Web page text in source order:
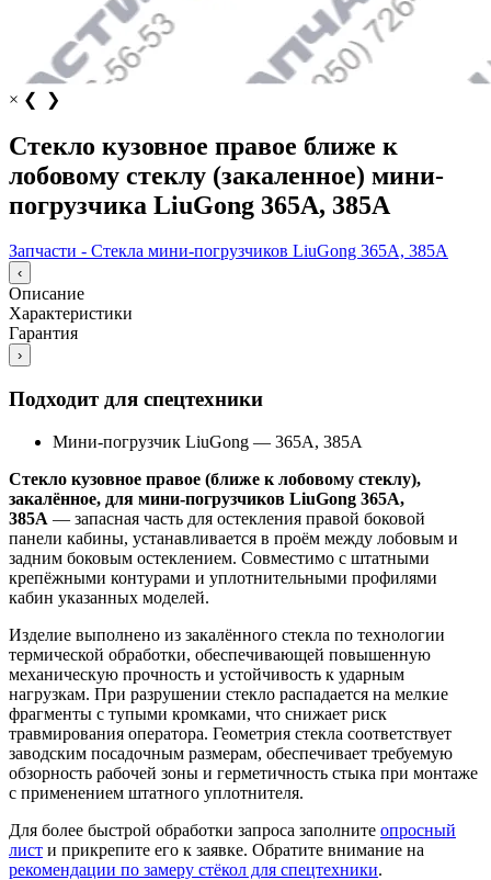
× ❮ ❯
Стекло кузовное правое ближе к
лобовому стеклу (закаленное) мини-
погрузчика LiuGong 365А, 385А
Запчасти - Стекла мини-погрузчиков LiuGong 365А, 385А
‹
Описание
Характеристики
Гарантия
›
Подходит для спецтехники
Мини-погрузчик LiuGong — 365А, 385А
Стекло кузовное правое (ближе к лобовому стеклу),
закалённое, для мини‑погрузчиков LiuGong 365A,
385A — запасная часть для остекления правой боковой
панели кабины, устанавливается в проём между лобовым и
задним боковым остеклением. Совместимо с штатными
крепёжными контурами и уплотнительными профилями
кабин указанных моделей.
Изделие выполнено из закалённого стекла по технологии
термической обработки, обеспечивающей повышенную
механическую прочность и устойчивость к ударным
нагрузкам. При разрушении стекло распадается на мелкие
фрагменты с тупыми кромками, что снижает риск
травмирования оператора. Геометрия стекла соответствует
заводским посадочным размерам, обеспечивает требуемую
обзорность рабочей зоны и герметичность стыка при монтаже
с применением штатного уплотнителя.
Для более быстрой обработки запроса заполните опросный
лист и прикрепите его к заявке. Обратите внимание на
рекомендации по замеру стёкол для спецтехники.